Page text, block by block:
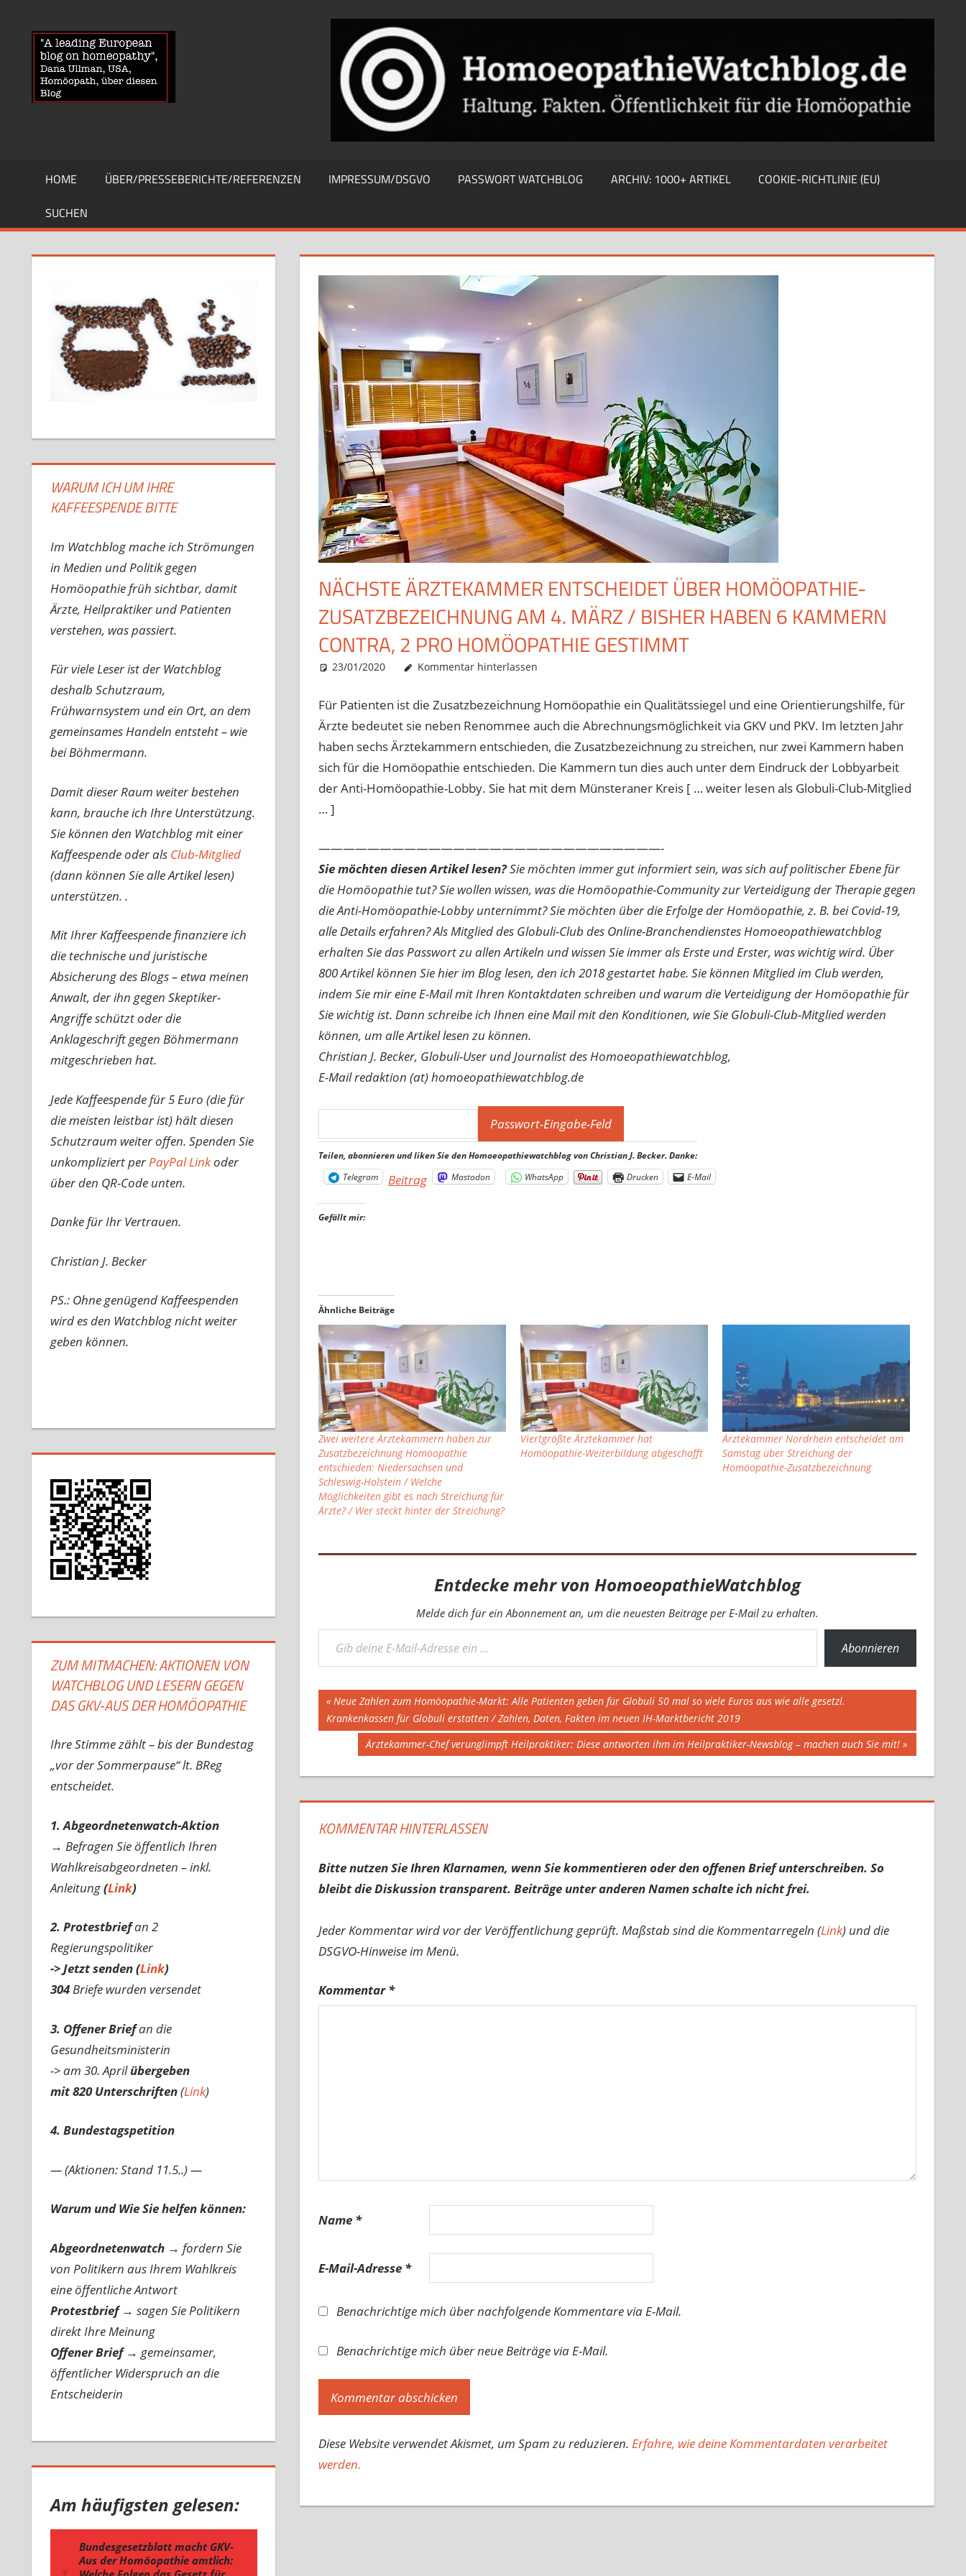
springen
HOMOEOPATHIEWATCHBLOG
News
über
Homöopathie
und
Globuli-
HOME ÜBER/PRESSEBERICHTE/REFERENZEN IMPRESSUM/DSGVO PASSWORT WATCHBLOG ARCHIV: 1000+ ARTIKEL
COOKIE-RICHTLINIE (EU)
SUCHEN
NÄCHSTE ÄRZTEKAMMER ENTSCHEIDET ÜBER HOMÖOPATHIE-
ZUSATZBEZEICHNUNG AM 4. MÄRZ / BISHER HABEN 6 KAMMERN
CONTRA, 2 PRO HOMÖOPATHIE GESTIMMT
23/01/2020 Christian J. Becker
Allgemein
Kommentar hinterlassen
Für Patienten ist die Zusatzbezeichnung Homöopathie ein Qualitätssiegel und eine Orientierungshilfe, für
Ärzte bedeutet sie neben Renommee auch die Abrechnungsmöglichkeit via GKV und PKV. Im letzten Jahr
haben sechs Ärztekammern entschieden, die Zusatzbezeichnung zu streichen, nur zwei Kammern haben
sich für die Homöopathie entschieden. Die Kammern tun dies auch unter dem Eindruck der Lobbyarbeit
der Anti-Homöopathie-Lobby. Sie hat mit dem Münsteraner Kreis [ … weiter lesen als Globuli-Club-Mitglied
… ]
————————————————————————————-
Sie möchten diesen Artikel lesen?Sie möchten immer gut informiert sein, was sich auf politischer Ebene für
die Homöopathie tut? Sie wollen wissen, was die Homöopathie-Community zur Verteidigung der Therapie gegen
die Anti-Homöopathie-Lobby unternimmt? Sie möchten über die Erfolge der Homöopathie, z. B. bei Covid-19,
alle Details erfahren? Als Mitglied des Globuli-Club des Online-Branchendienstes Homoeopathiewatchblog
erhalten Sie das Passwort zu allen Artikeln und wissen Sie immer als Erste und Erster, was wichtig wird. Über
800 Artikel können Sie hier im Blog lesen, den ich 2018 gestartet habe. Sie können Mitglied im Club werden,
indem Sie mir eine E-Mail mit Ihren Kontaktdaten schreiben und warum die Verteidigung der Homöopathie für
Sie wichtig ist. Dann schreibe ich Ihnen eine Mail mit den Konditionen, wie Sie Globuli-Club-Mitglied werden
können, um alle Artikel lesen zu können.
Christian J. Becker, Globuli-User und Journalist des Homoeopathiewatchblog,
E-Mail redaktion (at) homoeopathiewatchblog.de
Teilen, abonnieren und liken Sie den Homoeopathiewatchblog von Christian J. Becker. Danke:
Telegram
Beitrag Mastodon WhatsApp Drucken E-Mail
Gefällt mir:
Ähnliche Beiträge
Zwei weitere Ärztekammern haben zur
Zusatzbezeichnung Homöopathie
entschieden: Niedersachsen und
Schleswig-Holstein / Welche
Möglichkeiten gibt es nach Streichung für
Ärzte? / Wer steckt hinter der Streichung?
Viertgrößte Ärztekammer hat
Homöopathie-Weiterbildung abgeschafft
Ärztekammer Nordrhein entscheidet am
Samstag über Streichung der
Homöopathie-Zusatzbezeichnung
Entdecke mehr von HomoeopathieWatchblog
Melde dich für ein Abonnement an, um die neuesten Beiträge per E-Mail zu erhalten.
Gib deine E-Mail-Adresse ein ...
Abonnieren
Beitragsnavigation
Vorheriger
Beitrag:
Neue Zahlen zum Homöopathie-Markt: Alle Patienten geben für Globuli 50 mal so viele Euros aus wie alle gesetzl.
Krankenkassen für Globuli erstatten / Zahlen, Daten, Fakten im neuen IH-Marktbericht 2019
Nächster
Beitrag:
Ärztekammer-Chef verunglimpft Heilpraktiker: Diese antworten ihm im Heilpraktiker-Newsblog – machen auch Sie mit!
KOMMENTAR HINTERLASSEN
Bitte nutzen Sie Ihren Klarnamen, wenn Sie kommentieren oder den offenen Brief unterschreiben. So
bleibt die Diskussion transparent. Beiträge unter anderen Namen schalte ich nicht frei.
Jeder Kommentar wird vor der Veröffentlichung geprüft. Maßstab sind die Kommentarregeln (Link) und die
DSGVO-Hinweise im Menü.
Kommentar*
Name *
E-Mail-Adresse *
Benachrichtige mich über nachfolgende Kommentare via E-Mail.
Benachrichtige mich über neue Beiträge via E-Mail.
Diese Website verwendet Akismet, um Spam zu reduzieren. Erfahre, wie deine Kommentardaten verarbeitet
werden.
WARUM ICH UM IHRE
KAFFEESPENDE BITTE
Im Watchblog mache ich Strömungen
in Medien und Politik gegen
Homöopathie früh sichtbar, damit
Ärzte, Heilpraktiker und Patienten
verstehen, was passiert.
Für viele Leser ist der Watchblog
deshalb Schutzraum,
Frühwarnsystem und ein Ort, an dem
gemeinsames Handeln entsteht – wie
bei Böhmermann.
Damit dieser Raum weiter bestehen
kann, brauche ich Ihre Unterstützung.
Sie können den Watchblog mit einer
Kaffeespende oder als Club-Mitglied
(dann können Sie alle Artikel lesen)
unterstützen. .
Mit Ihrer Kaffeespende finanziere ich
die technische und juristische
Absicherung des Blogs – etwa meinen
Anwalt, der ihn gegen Skeptiker-
Angriffe schützt oder die
Anklageschrift gegen Böhmermann
mitgeschrieben hat.
Jede Kaffeespende für 5 Euro (die für
die meisten leistbar ist) hält diesen
Schutzraum weiter offen. Spenden Sie
unkompliziert perPayPal Linkoder
über den QR-Code unten.
Danke für Ihr Vertrauen.
Christian J. Becker
PS.: Ohne genügend Kaffeespenden
wird es den Watchblog nicht weiter
geben können.
ZUM MITMACHEN: AKTIONEN VON
WATCHBLOG UND LESERN GEGEN
DAS GKV-AUS DER HOMÖOPATHIE
Ihre Stimme zählt – bis der Bundestag
„vor der Sommerpause“ lt. BReg
entscheidet.
1. Abgeordnetenwatch-Aktion
→ Befragen Sie öffentlich Ihren
Wahlkreisabgeordneten – inkl.
Anleitung(Link)
2. Protestbriefan 2
Regierungspolitiker
-> Jetzt senden (Link)
304Briefe wurden versendet
3. Offener Briefan die
Gesundheitsministerin
-> am 30. Aprilübergeben
mit 820 Unterschriften(Link)
4. Bundestagspetition
— (Aktionen: Stand 11.5..) —
Warum und Wie Sie helfen können:
Abgeordnetenwatch → fordern Sie
von Politikern aus Ihrem Wahlkreis
eine öffentliche Antwort
Protestbrief → sagen Sie Politikern
direkt Ihre Meinung
Offener Brief → gemeinsamer,
öffentlicher Widerspruch an die
Entscheiderin
Am häufigsten gelesen: